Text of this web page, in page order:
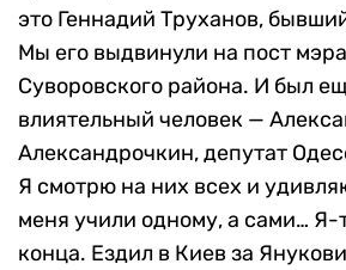
это Геннадий Труханов,
Мы его выдвинули на пост
Суворовского района. И был
влиятельный человек —
Александрочкин, депутат
Я смотрю на них всех и
меня учили одному, а сами… Я-
конца. Ездил в Киев за